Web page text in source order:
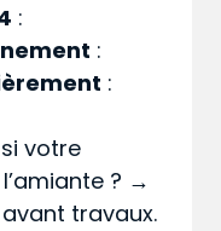
:
:
:
votre
? →
avant travaux.